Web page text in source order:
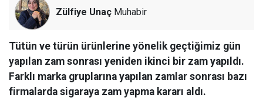
Zülfiye Unaç Muhabir
Tütün ve türün ürünlerine yönelik geçtiğimiz gün
yapılan zam sonrası yeniden ikinci bir zam yapıldı.
Farklı marka gruplarına yapılan zamlar sonrası bazı
firmalarda sigaraya zam yapma kararı aldı.